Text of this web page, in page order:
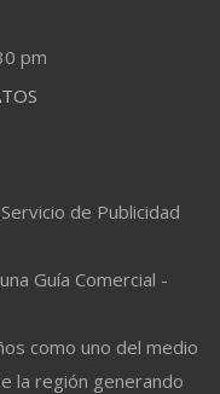
pm
de Publicidad
Guía Comercial -
como uno del medio
la región generando